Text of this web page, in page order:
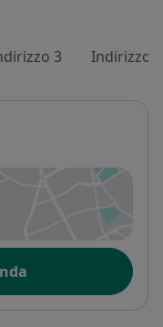
3 Indirizzo 4
in una nuova scheda